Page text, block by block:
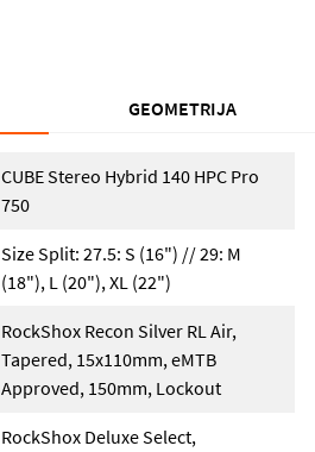
GEOMETRIJA
CUBE Stereo Hybrid 140 HPC Pro
750
Size Split: 27.5: S (16") // 29: M
(18"), L (20"), XL (22")
RockShox Recon Silver RL Air,
Tapered, 15x110mm, eMTB
Approved, 150mm, Lockout
RockShox Deluxe Select,